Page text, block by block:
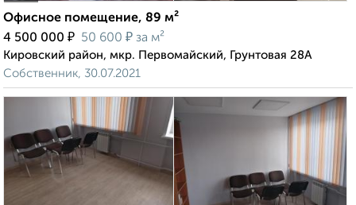
Офисное помещение, 89 м²
4 500 000 ₽ 50 600 ₽ за м²
Кировский район, мкр. Первомайский, Грунтовая 28А
Собственник, 30.07.2021